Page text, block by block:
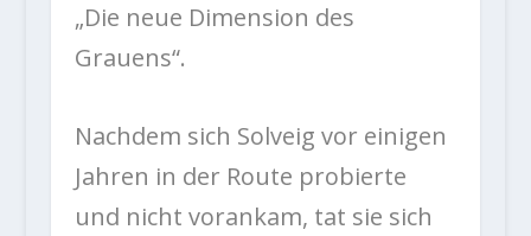
„Die neue Dimension des
Grauens“.
Nachdem sich Solveig vor einigen
Jahren in der Route probierte
und nicht vorankam, tat sie sich